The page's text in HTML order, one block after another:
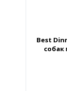
Best
собак